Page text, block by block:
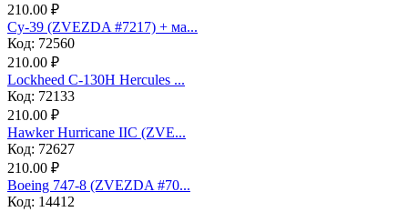
210.00 ₽
Су-39 (ZVEZDA #7217) + ма...
Код: 72560
210.00 ₽
Lockheed C-130H Hercules ...
Код: 72133
210.00 ₽
Hawker Hurricane IIC (ZVE...
Код: 72627
210.00 ₽
Boeing 747-8 (ZVEZDA #70...
Код: 14412